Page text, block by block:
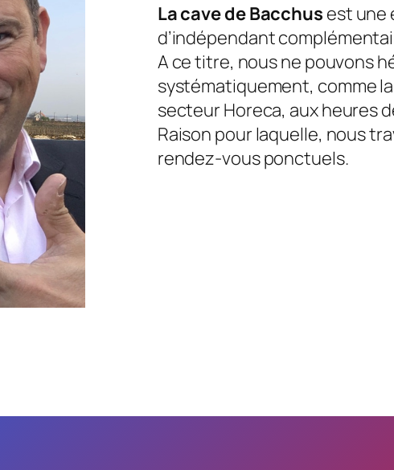
La cave de Bacchus est une
d’indépendant
A ce titre, nous ne pouvons
systématiquement, comme
secteur Horeca, aux heures
Raison pour laquelle, nous
rendez-vous ponctuels.